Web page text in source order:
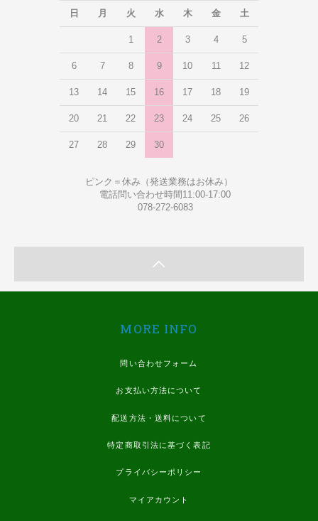
日
月 火 水 木 金 土
1 2 3 4 5
6 7 8 9 10 11 12
13 14 15 16 17 18 19
20 21 22 23 24 25 26
27 28 29 30
ピンク＝休み（発送業務はお休み）
電話問い合わせ時間11:00-17:00
078-272-6083
MORE INFO
問い合わせフォーム
お支払い方法について
配送方法・送料について
特定商取引法に基づく表記
プライバシーポリシー
マイアカウント